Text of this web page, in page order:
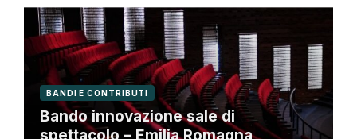
BANDI E CONTRIBUTI
Bando innovazione sale di